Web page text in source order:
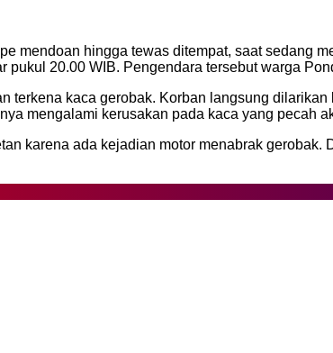
mendoan hingga tewas ditempat, saat sedang
20.00 WIB. Pengendara tersebut warga
kaca gerobak. Korban langsung
mengalami kerusakan pada kaca yang pecah
karena ada kejadian motor menabrak